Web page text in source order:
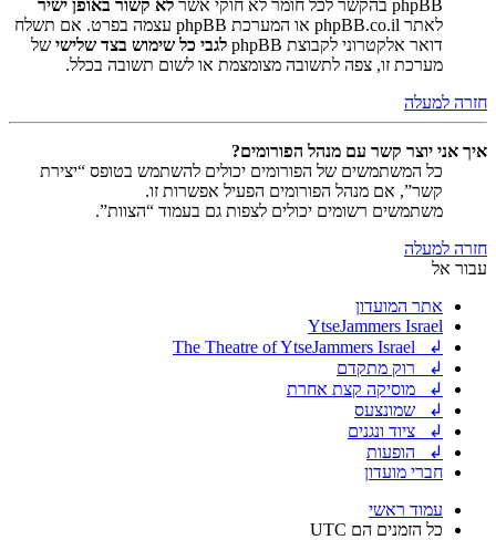
phpBB בהקשר לכל חומר לא חוקי אשר
לא קשור באופן ישיר
לאתר phpBB.co.il או המערכת phpBB עצמה בפרט. אם תשלח
דואר אלקטרוני לקבוצת phpBB
לגבי כל שימוש בצד שלישי של
מערכת זו, צפה לתשובה מצומצמת או לשום תשובה בכלל.
חזרה למעלה
איך אני יוצר קשר עם מנהל הפורומים?
כל המשתמשים של הפורומים יכולים להשתמש בטופס “יצירת
קשר”, אם מנהל הפורומים הפעיל אפשרות זו.
משתמשים רשומים יכולים לצפות גם בעמוד “הצוות”.
חזרה למעלה
עבור אל
אתר המועדון
YtseJammers Israel
↲ The Theatre of YtseJammers Israel
↲ רוק מתקדם
↲ מוסיקה קצת אחרת
↲ שמונצעס
↲ ציוד ונגנים
↲ הופעות
חברי מועדון
עמוד ראשי
כל הזמנים הם UTC